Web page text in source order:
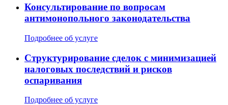
Консультирование по вопросам
антимонопольного законодательства
Подробнее об услуге
Структурирование сделок с минимизацией
налоговых последствий и рисков
оспаривания
Подробнее об услуге